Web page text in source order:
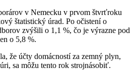
v Nemecku v prvom štvrťroku
štatistický úrad. Po očistení o
zvýšili o 1,1 %, čo je výrazne pod
o 5,8 %.
že účty domácností za zemný plyn,
sa môžu tento rok strojnásobiť.